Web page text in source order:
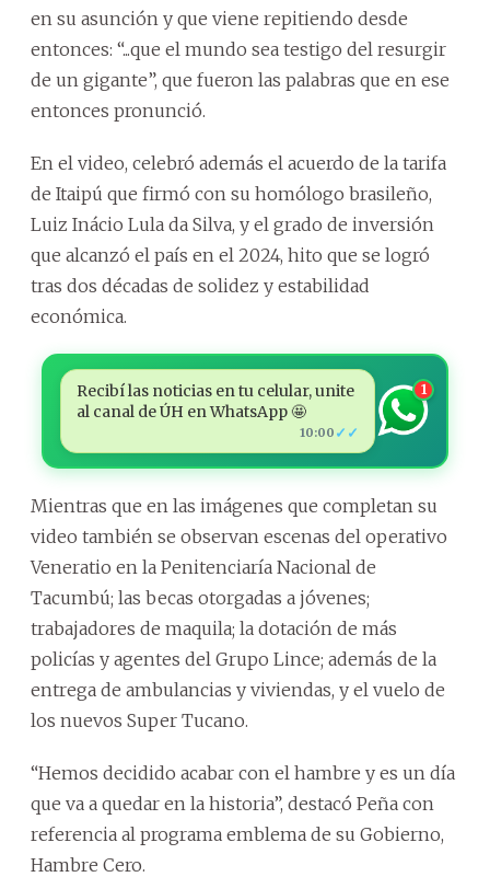
en su asunción y que viene repitiendo desde
entonces: “...que el mundo sea testigo del resurgir
de un gigante”, que fueron las palabras que en ese
entonces pronunció.
En el video, celebró además el acuerdo de la tarifa
de Itaipú que firmó con su homólogo brasileño,
Luiz Inácio Lula da Silva, y el grado de inversión
que alcanzó el país en el 2024, hito que se logró
tras dos décadas de solidez y estabilidad
económica.
Recibí las noticias en tu celular, unite
al canal de ÚH en WhatsApp 🤩
10:00 ✓✓
1
Mientras que en las imágenes que completan su
video también se observan escenas del operativo
Veneratio en la Penitenciaría Nacional de
Tacumbú; las becas otorgadas a jóvenes;
trabajadores de maquila; la dotación de más
policías y agentes del Grupo Lince; además de la
entrega de ambulancias y viviendas, y el vuelo de
los nuevos Super Tucano.
“Hemos decidido acabar con el hambre y es un día
que va a quedar en la historia”, destacó Peña con
referencia al programa emblema de su Gobierno,
Hambre Cero.